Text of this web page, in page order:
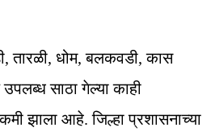
तारळी, धोम, बलकवडी, कास
साठा गेल्या काही
झाला आहे. जिल्हा प्रशासनाच्या